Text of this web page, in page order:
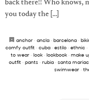
back there!! Who knows,
you today the […]
anchor· ancla· barcelona·
comfy outfit · cuba · estilo · ethnic ·
to wear · look · lookbook · make
outfit· pants· rubia· santa mariac
swimwear ·